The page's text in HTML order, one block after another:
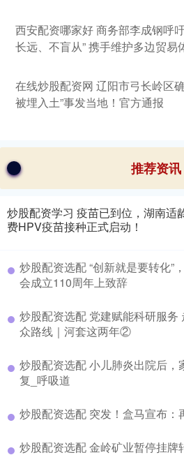
西安配资哪家好 商务部李成钢呼
长远、不盲从” 携手维护多边贸易
在线炒股配资网 辽阳市弓长岭区
被埋入土”事发当地！官方通报
推荐资讯
炒股配资学习 疫苗已到位，湖南适
费HPV疫苗接种正式启动！
炒股配资选配 “创新就是要转化”
会成立110周年上致辞
炒股配资选配 党建赋能科研服
众路线｜河套这两年②
炒股配资选配 小儿肺炎出院后
复_呼吸道
炒股配资选配 突发！盒马宣布：
炒股配资选配 金岭矿业暂停挂牌